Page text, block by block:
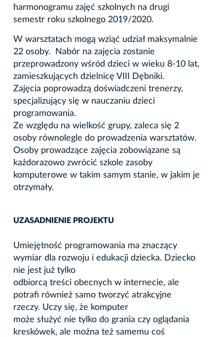
harmonogramu zajęć szkolnych na drugi
semestr roku szkolnego 2019/2020.
W warsztatach mogą wziąć udział maksymalnie
22 osoby. Nabór na zajęcia zostanie
przeprowadzony wśród dzieci w wieku 8-10 lat,
zamieszkujących dzielnicę VIII Dębniki.
Zajęcia poprowadzą doświadczeni trenerzy,
specjalizujący się w nauczaniu dzieci
programowania.
Ze względu na wielkość grupy, zaleca się 2
osoby równolegle do prowadzenia warsztatów.
Osoby prowadzące zajęcia zobowiązane są
każdorazowo zwrócić szkole zasoby
komputerowe w takim samym stanie, w jakim je
otrzymały.
UZASADNIENIE PROJEKTU
Umiejętność programowania ma znaczący
wymiar dla rozwoju i edukacji dziecka. Dziecko
nie jest już tylko
odbiorcą treści obecnych w internecie, ale
potrafi również samo tworzyć atrakcyjne
rzeczy. Uczy się, że komputer
może służyć nie tylko do grania czy oglądania
kreskówek, ale można też samemu coś